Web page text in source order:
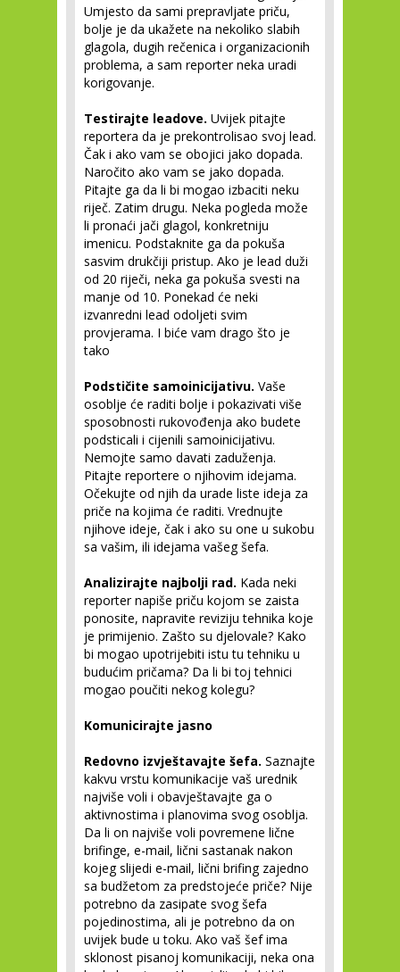
Umjesto da sami prepravljate priču,
bolje je da ukažete na nekoliko slabih
glagola, dugih rečenica i organizacionih
problema, a sam reporter neka uradi
korigovanje.
Testirajte leadove. Uvijek pitajte
reportera da je prekontrolisao svoj lead.
Čak i ako vam se obojici jako dopada.
Naročito ako vam se jako dopada.
Pitajte ga da li bi mogao izbaciti neku
riječ. Zatim drugu. Neka pogleda može
li pronaći jači glagol, konkretniju
imenicu. Podstaknite ga da pokuša
sasvim drukčiji pristup. Ako je lead duži
od 20 riječi, neka ga pokuša svesti na
manje od 10. Ponekad će neki
izvanredni lead odoljeti svim
provjerama. I biće vam drago što je
tako
Podstičite samoinicijativu. Vaše
osoblje će raditi bolje i pokazivati više
sposobnosti rukovođenja ako budete
podsticali i cijenili samoinicijativu.
Nemojte samo davati zaduženja.
Pitajte reportere o njihovim idejama.
Očekujte od njih da urade liste ideja za
priče na kojima će raditi. Vrednujte
njihove ideje, čak i ako su one u sukobu
sa vašim, ili idejama vašeg šefa.
Analizirajte najbolji rad. Kada neki
reporter napiše priču kojom se zaista
ponosite, napravite reviziju tehnika koje
je primijenio. Zašto su djelovale? Kako
bi mogao upotrijebiti istu tu tehniku u
budućim pričama? Da li bi toj tehnici
mogao poučiti nekog kolegu?
Komunicirajte jasno
Redovno izvještavajte šefa. Saznajte
kakvu vrstu komunikacije vaš urednik
najviše voli i obavještavajte ga o
aktivnostima i planovima svog osoblja.
Da li on najviše voli povremene lične
brifinge, e-mail, lični sastanak nakon
kojeg slijedi e-mail, lični brifing zajedno
sa budžetom za predstojeće priče? Nije
potrebno da zasipate svog šefa
pojedinostima, ali je potrebno da on
uvijek bude u toku. Ako vaš šef ima
sklonost pisanoj komunikaciji, neka ona